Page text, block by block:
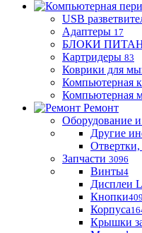
USB
Адаптеры 17
БЛОКИ
Картридеры 83
Коврики для
Компьютерная
Компьютерная
Ремонт
Оборудование
Другие
Запчасти 3096
Винты4
Дисплеи
Кнопки409
Корпуса
Крышки